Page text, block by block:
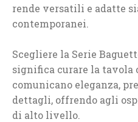
rende versatili e adatte
contemporanei.
Scegliere la Serie
significa curare la tavola
comunicano eleganza,
dettagli, offrendo agli
di alto livello.